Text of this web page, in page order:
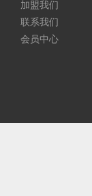
加盟我们
联系我们
会员中心